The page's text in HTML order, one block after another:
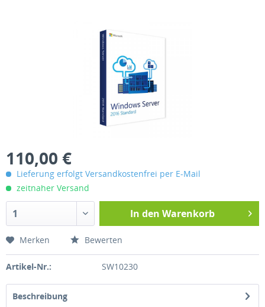
110,00 €
Lieferung erfolgt Versandkostenfrei per E-Mail
zeitnaher Versand
In den Warenkorb
Merken Bewerten
Artikel-Nr.: SW10230
Beschreibung